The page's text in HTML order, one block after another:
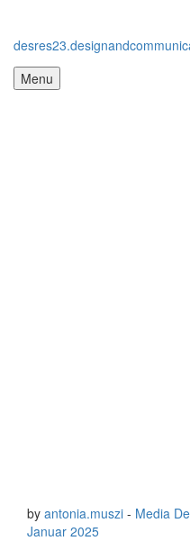
Menu
by antonia.muszi - Media
Januar 2025